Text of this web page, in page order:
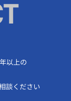
以上の
談ください